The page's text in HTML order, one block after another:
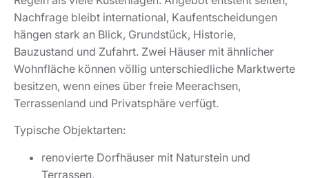
renovierte Dorfhäuser mit Naturstein und
Terrassen,
historische Fincas in Hanglagen,
Villen mit Meerblick außerhalb des Dorfkerns,
kleine Anwesen mit Olivenhainen, Gärten und
Gästehäusern.
Bei Deià Mallorca zählt die Due Diligence. Käufer
prüfen Baugenehmigungen, Nutzflächen,
energetische Themen und Modernisierungsspielräume.